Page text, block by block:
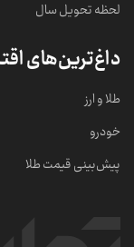
لحظه تحویل سال
داغ‌ترین‌های
طلا و ارز
خودرو
پیش‌بینی قیمت طلا